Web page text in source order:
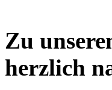
Zu
herzlich